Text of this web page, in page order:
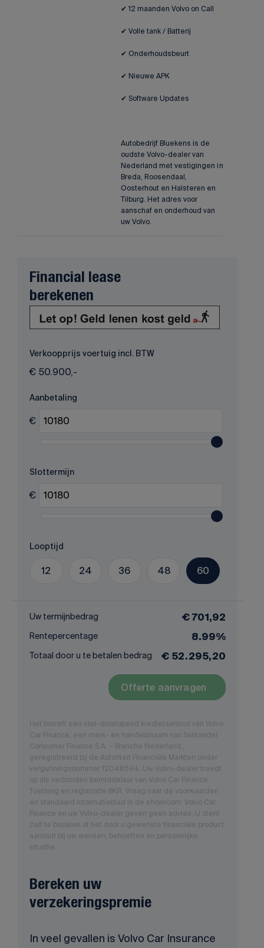
✔ 12 maanden Volvo on Call
✔ Volle tank / Batterij
✔ Onderhoudsbeurt
✔ Nieuwe APK
✔ Software Updates
Autobedrijf Bluekens is de
oudste Volvo-dealer van
Nederland met vestigingen in
Breda, Roosendaal,
Oosterhout en Halsteren en
Tilburg. Het adres voor
aanschaf en onderhoud van
uw Volvo.
Financial lease
berekenen
Verkoopprijs voertuig incl. BTW
€ 50.900,-
Aanbetaling
€
Slottermijn
€
Looptijd
12 24 36 48 60
Uw termijnbedrag € 701,92
Rentepercentage 8.99%
Totaal door u te betalen bedrag € 52.295,20
Offerte aanvragen
Het betreft een niet-doorlopend kredietaanbod van Volvo
Car Finance, een merk- en handelsnaam van Santander
Consumer Finance S.A. – Branche Nederland.,
geregistreerd bij de Autoriteit Financiële Markten onder
vergunningsnummer 12048594. Uw Volvo-dealer treedt
op als verbonden bemiddelaar van Volvo Car Finance.
Toetsing en registratie BKR. Vraag naar de voorwaarden
en standaard informatieblad in de showroom. Volvo Car
Finance en uw Volvo-dealer geven geen advies. U dient
zelf te bepalen of het door u gewenste financiële product
aansluit bij uw wensen, behoeften en persoonlijke
situatie.
Bereken uw
verzekeringspremie
In veel gevallen is Volvo Car Insurance